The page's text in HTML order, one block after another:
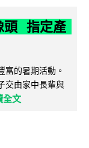
頭 指定產
富的暑期活動。
交由家中長輩與
全文